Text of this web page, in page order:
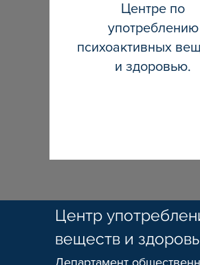
Центре по
употреблению
психоактивных
и здоровью.
Центр
веществ и
Департамент